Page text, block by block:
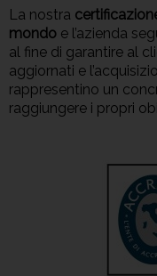
La nostra
mondo e l’azienda
al fine di garantire al
aggiornati e
rappresentino un
raggiungere i propri